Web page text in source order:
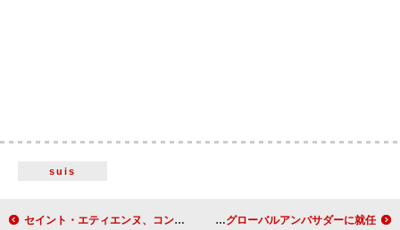
suis
セイント・エティエンヌ、コンフィデンス・マンとタッグを組んだ「Brand New Me」MV公開 幾田りら、楽曲「百花繚乱」英語版を配信リリース コーチのグローバルアンバサダーに就任